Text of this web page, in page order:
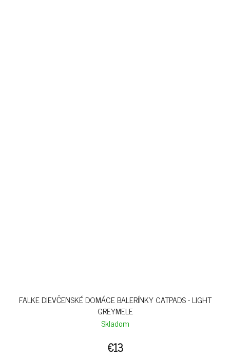
FALKE DIEVČENSKÉ DOMÁCE BALERÍNKY CATPADS - LIGHT
GREYMELE
Skladom
€13